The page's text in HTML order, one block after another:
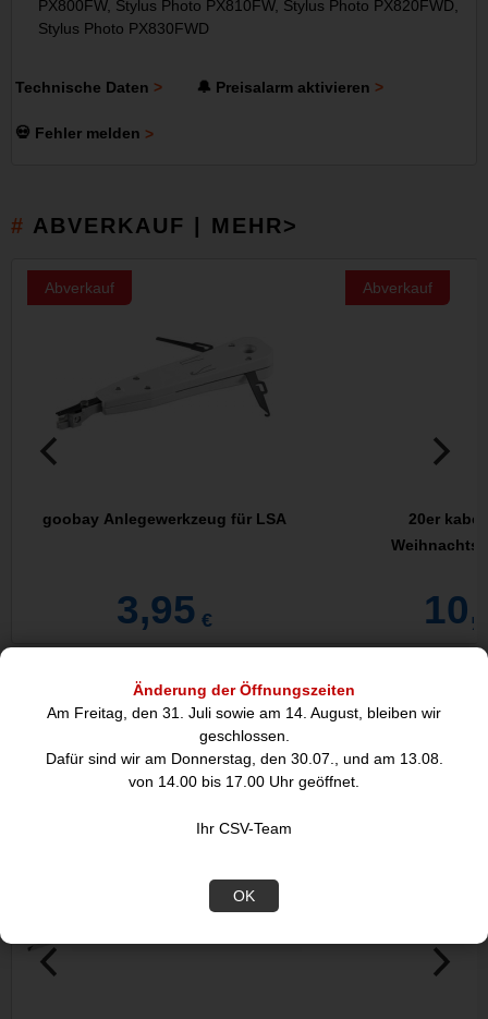
Änderung der Öffnungszeiten
Am Freitag, den 31. Juli sowie am 14. August, bleiben wir
geschlossen.
Dafür sind wir am Donnerstag, den 30.07., und am 13.08.
von 14.00 bis 17.00 Uhr geöffnet.
Ihr CSV-Team
OK
PX800FW, Stylus Photo PX810FW, Stylus Photo PX820FWD,
Stylus Photo PX830FWD
Technische Daten 🔔 Preisalarm aktivieren
💀 Fehler melden
ABVERKAUF | MEHR>
Abverkauf
goobay Anlegewerkzeug für LSA
3,95 €
Abverkauf
20er
DIESE ARTIKEL KÖNNTEN SIE
AUCH INTERESSIEREN: